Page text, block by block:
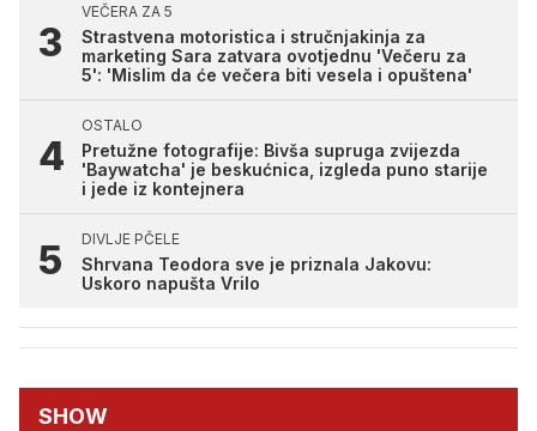
VEČERA ZA 5
Strastvena motoristica i stručnjakinja za
marketing Sara zatvara ovotjednu 'Večeru za
5': 'Mislim da će večera biti vesela i opuštena'
OSTALO
Pretužne fotografije: Bivša supruga zvijezda
'Baywatcha' je beskućnica, izgleda puno starije
i jede iz kontejnera
DIVLJE PČELE
Shrvana Teodora sve je priznala Jakovu:
Uskoro napušta Vrilo
SHOW